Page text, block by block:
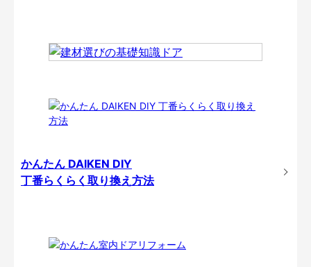
かんたん DAIKEN DIY
丁番らくらく取り換え方法